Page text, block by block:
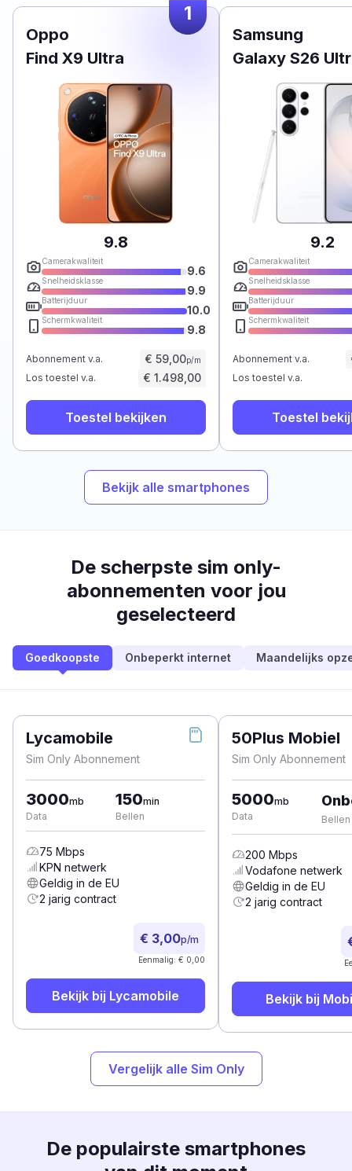
1
Oppo
Find X9 Ultra
9.8
Camerakwaliteit
9.6
Snelheidsklasse
9.9
Batterijduur
10.0
Schermkwaliteit
9.8
Abonnement v.a. € 59,00p/m
Los toestel v.a. € 1.498,00
Toestel bekijken
Samsung
Galaxy S26
9.2
Camerakwaliteit
Snelheidsklasse
Batterijduur
Schermkwaliteit
Abonnement v.a.
Los toestel v.a.
Toestel
Bekijk alle smartphones
De scherpste sim only-
abonnementen voor jou
geselecteerd
Goedkoopste Onbeperkt internet Maandelijks
Lycamobile
Sim Only Abonnement
3000mb
Data
150min
Bellen
75 Mbps
KPN netwerk
Geldig in de EU
2 jarig contract
€ 3,00p/m
Eenmalig: € 0,00
Bekijk bij Lycamobile
50Plus Mobiel
Sim Only Abonnement
5000mb
Data
Bellen
200 Mbps
Vodafone netwerk
Geldig in de EU
2 jarig contract
Bekijk bij
Vergelijk alle Sim Only
De populairste smartphones